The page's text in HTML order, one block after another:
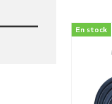
En stock